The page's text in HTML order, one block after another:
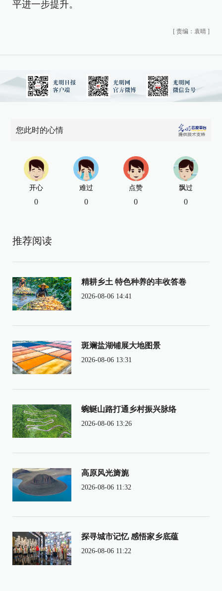
平进一步提升。
[ 责编：袁晴 ]
您此时的心情
开心
0
难过
0
点赞
0
飘过
0
推荐阅读
精耕乡土 特色种养的丰收答卷
2026-08-06 14:41
斑斓盐湖铺展大地图景
2026-08-06 13:31
蜿蜒山路打通乡村振兴脉络
2026-08-06 13:26
高原风光旖旎
2026-08-06 11:32
探寻城市记忆 感悟家乡底蕴
2026-08-06 11:22